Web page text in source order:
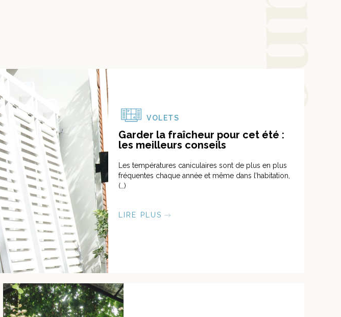
VOLETS
Garder la fraîcheur pour cet été :
les meilleurs conseils
Les températures caniculaires sont de plus en plus
fréquentes chaque année et même dans l’habitation,
(…)
LIRE PLUS